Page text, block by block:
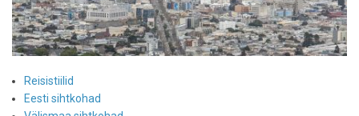
Reisistiilid
Eesti sihtkohad